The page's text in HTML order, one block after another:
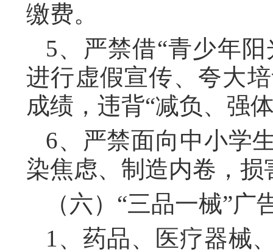
缴费。
5、严禁借“青少年
进行虚假宣传、夸大
成绩，违背“减负、强
6、严禁面向中小学
染焦虑、制造内卷，
（六）“三品一械”广
1、药品、医疗器械